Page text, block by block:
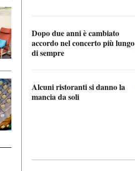
Dopo due anni è cambiato
accordo nel concerto più lungo
di sempre
Alcuni ristoranti si danno la
mancia da soli